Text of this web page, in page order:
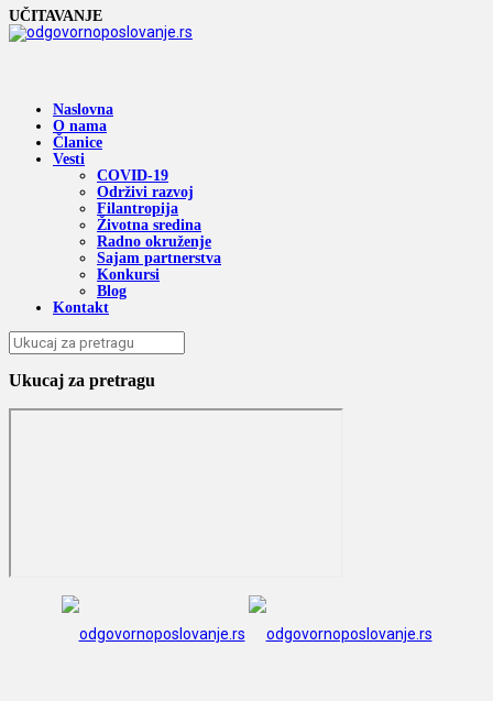
UČITAVANJE
Naslovna
O nama
Članice
Vesti
COVID-19
Održivi razvoj
Filantropija
Životna sredina
Radno okruženje
Sajam partnerstva
Konkursi
Blog
Kontakt
Ukucaj za pretragu